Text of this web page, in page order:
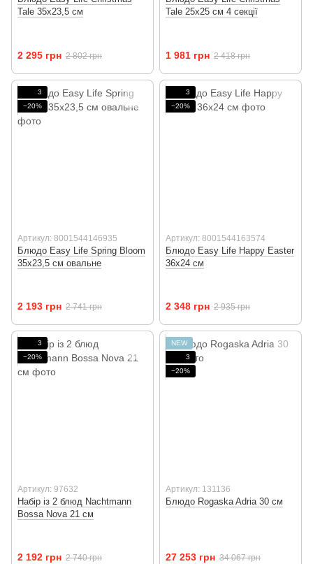
Tale 35х23,5 см
2 295 грн 2 802 грн
Tale 25х25 см 4 секції
1 981 грн 2 418 грн
3
−20%
Артикул: 8001544146935
Блюдо Easy Life Spring Bloom
35х23,5 см овальне
2 193 грн 2 741 грн
3
−20%
Артикул: 8001544163574
Блюдо Easy Life Happy Easter
36х24 см
2 348 грн 2 935 грн
3
−20%
Артикул: 97632
Набір із 2 блюд Nachtmann
Bossa Nova 21 см
2 192 грн 2 740 грн
NEW
3
−20%
Артикул: 131136
Блюдо Rogaska Adria 30 см
27 253 грн 34 067 грн